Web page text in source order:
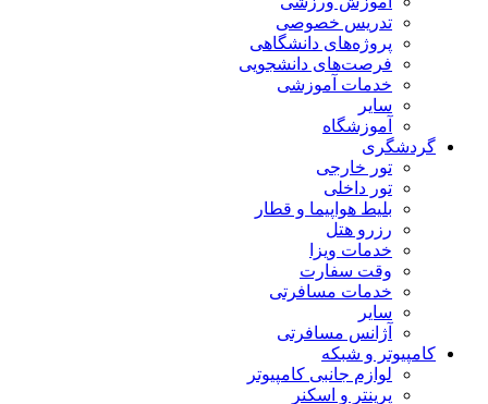
تدریس خصوصی
پروژه‌های دانشگاهی
فرصت‌های دانشجویی
خدمات آموزشی
سایر
آموزشگاه
گردشگری
تور خارجی
تور داخلی
بلیط هواپیما و قطار
رزرو هتل
خدمات ویزا
وقت سفارت
خدمات مسافرتی
سایر
آژانس مسافرتی
کامپیوتر و شبکه
لوازم جانبی کامپیوتر
پرینتر و اسکنر